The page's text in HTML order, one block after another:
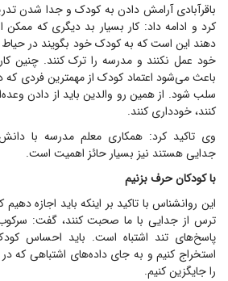
باقرآبادی آرامش دادن به کودک و جدا شدن
کرد و ادامه داد: کار بسیار بد دیگری که
دهند این است که به کودک خود بگویند در حیاط
خود عمل نکنند و مدرسه را ترک کنند. چنین
باعث می‌شود اعتماد کودک از مهمترین فردی که
سلب شود. از همین رو والدین باید از دادن
کنند، خودداری کنند.
وی تاکید کرد: همکاری معلم مدرسه با
جدایی هستند نیز بسیار حائز اهمیت است.
با کودکان حرف بزنیم
این روانشناس با تاکید بر اینکه باید اجازه دهیم
ترس از جدایی با ما صحبت کنند، گفت:
پاسخ‌های تند اشتباه است. باید احساس
استخراج کنیم و به جای داده‌های اشتباهی که
را جایگزین کنیم.